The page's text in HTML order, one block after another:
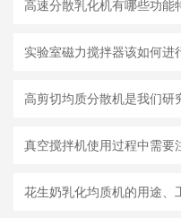
高速分散乳化机有哪些功能
实验室磁力搅拌器该如何进